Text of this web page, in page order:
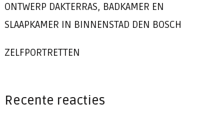
ONTWERP DAKTERRAS, BADKAMER EN
SLAAPKAMER IN BINNENSTAD DEN BOSCH
ZELFPORTRETTEN
Recente reacties